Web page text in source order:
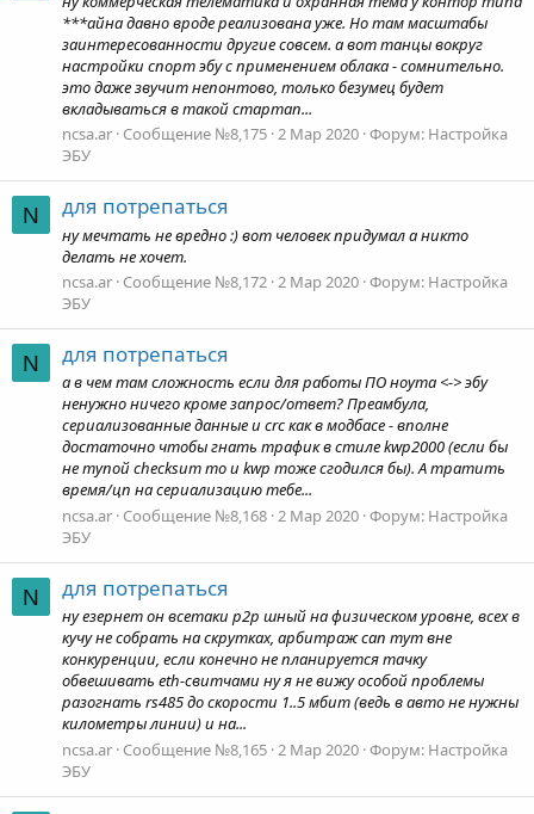
***айна давно вроде реализована уже. Но там масштабы
заинтересованности другие совсем. а вот танцы вокруг
настройки спорт эбу с применением облака - сомнительно.
это даже звучит непонтово, только безумец будет
вкладываться в такой стартап...
ncsa.ar Сообщение №8,175 2 Мар 2020 Форум: Настройка
ЭБУ
N для потрепаться
ну мечтать не вредно :) вот человек придумал а никто
делать не хочет.
ncsa.ar Сообщение №8,172 2 Мар 2020 Форум: Настройка
ЭБУ
N для потрепаться
а в чем там сложность если для работы ПО ноута <-> эбу
ненужно ничего кроме запрос/ответ? Преамбула,
сериализованные данные и crc как в модбасе - вполне
достаточно чтобы гнать трафик в стиле kwp2000 (если бы
не тупой checksum то и kwp тоже сгодился бы). А тратить
время/цп на сериализацию тебе...
ncsa.ar Сообщение №8,168 2 Мар 2020 Форум: Настройка
ЭБУ
N для потрепаться
ну езернет он всетаки p2p шный на физическом уровне, всех в
кучу не собрать на скрутках, арбитраж сan тут вне
конкуренции, если конечно не планируется тачку
обвешивать eth-свитчами ну я не вижу особой проблемы
разогнать rs485 до скорости 1..5 мбит (ведь в авто не нужны
километры линии) и на...
ncsa.ar Сообщение №8,165 2 Мар 2020 Форум: Настройка
ЭБУ